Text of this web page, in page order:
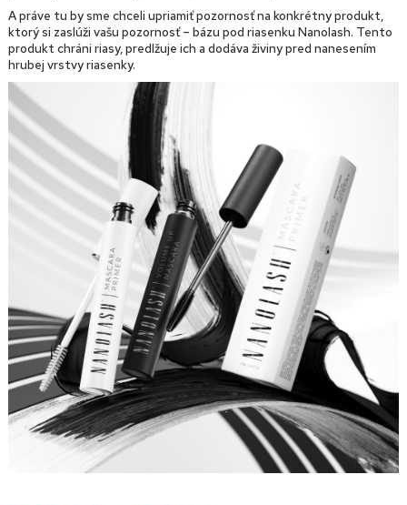
A práve tu by sme chceli upriamiť pozornosť na konkrétny produkt,
ktorý si zaslúži vašu pozornosť – bázu pod riasenku Nanolash. Tento
produkt chráni riasy, predlžuje ich a dodáva živiny pred nanesením
hrubej vrstvy riasenky.